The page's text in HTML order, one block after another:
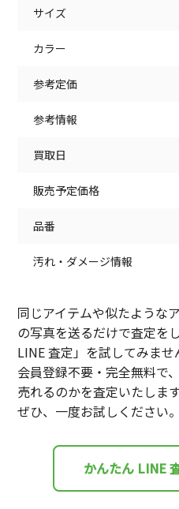
サイズ
カラー
参考定価
参考情報
買取日
販売予定価格
品番
汚れ・ダメージ情報
同じアイテムや似たような
の写真を送るだけで査定を
LINE 査定」を試してみませ
会員登録不要・完全無料で
売れるのかを査定いたします
ぜひ、一度お試しください。
かんたん LINE